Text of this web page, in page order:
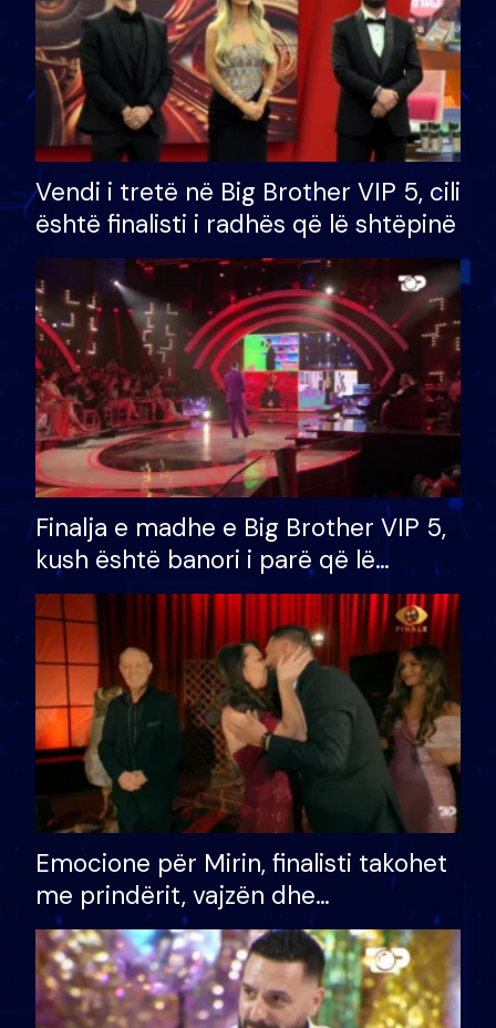
Vendi i tretë në Big Brother VIP 5, cili
është finalisti i radhës që lë shtëpinë
Finalja e madhe e Big Brother VIP 5,
kush është banori i parë që lë
shtëpinë dhe humb mundësinë për
të fituar çmimin e madh
Emocione për Mirin, finalisti takohet
me prindërit, vajzën dhe
bashkëshorten: S’kemi ndonjë letër
divorci apo jo?